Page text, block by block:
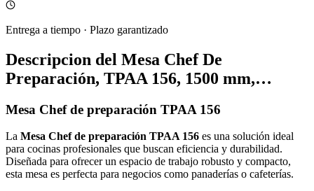
Entrega a tiempo · Plazo garantizado
Descripcion del Mesa Chef De
Preparación, TPAA 156, 1500 mm,…
Mesa Chef de preparación TPAA 156
La Mesa Chef de preparación TPAA 156 es una solución ideal
para cocinas profesionales que buscan eficiencia y durabilidad.
Diseñada para ofrecer un espacio de trabajo robusto y compacto,
esta mesa es perfecta para negocios como panaderías o cafeterías.